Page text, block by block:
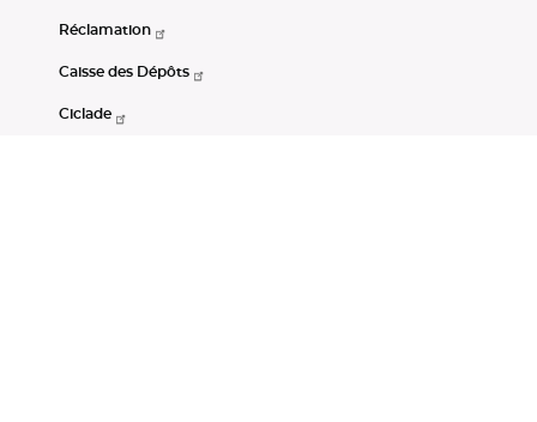
Réclamation
Caisse des Dépôts
Ciclade